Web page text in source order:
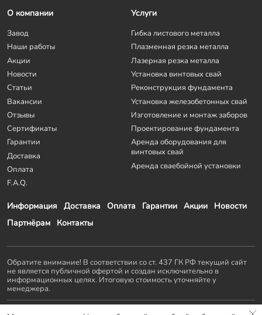
Информация Доставка Оплата Гарантии Акции
Новости
Партнёрам
Контакты
О компании
Завод
Наши работы
Акции
Новости
Статьи
Вакансии
Отзывы
Сертификаты
Гарантии
Доставка
Оплата
F.A.Q.
Услуги
Гибка листового металла
Плазменная резка металла
Лазерная резка металла
Установка винтовых свай
Реконструкция фундамента
Установка железобетонных свай
Изготовление и монтаж заборов
Проектирование фундамента
Аренда оборудования для
винтовых свай
Аренда сваебойной установки
Обратите внимание! В соответствии со ст. 437 ГК РФ текущий сайт
не является публичной офертой и создан исключительно в
информационных целях. Итоговую стоимость уточняйте у
менеджера.
Остальные проекты KZS GROUP